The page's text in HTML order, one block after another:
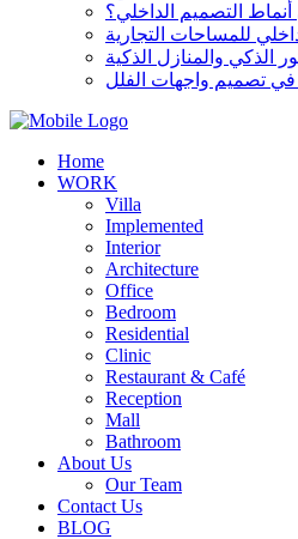
التصميم الداخلي؟
للمساحات التجارية
الذكي والمنازل الذكية
في تصميم واجهات الفلل
Home
WORK
Villa
Implemented
Interior
Architecture
Office
Bedroom
Residential
Clinic
Restaurant & Café
Reception
Mall
Bathroom
About Us
Our Team
Contact Us
BLOG